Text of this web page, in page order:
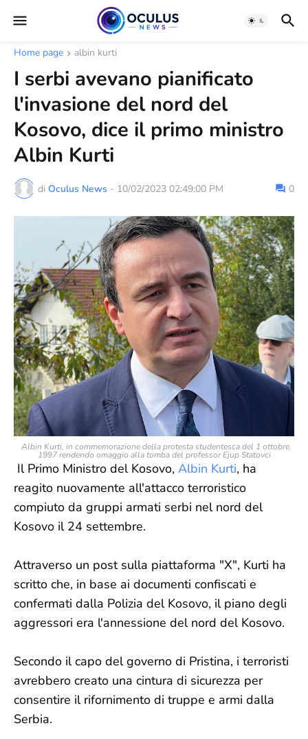
Home page albin kurti
I serbi avevano pianificato
l'invasione del nord del
Kosovo, dice il primo ministro
Albin Kurti
di Oculus News - 10/02/2023 02:49:00 PM 0
Albin Kurti, in commemorazione della protesta studentesca del 1 ottobre
1997 rendendo omaggio alla tomba del professor Ejup Statovci
Il Primo Ministro del Kosovo, Albin Kurti, ha
reagito nuovamente all'attacco terroristico
compiuto da gruppi armati serbi nel nord del
Kosovo il 24 settembre.
Attraverso un post sulla piattaforma "X", Kurti ha
scritto che, in base ai documenti confiscati e
confermati dalla Polizia del Kosovo, il piano degli
aggressori era l'annessione del nord del Kosovo.
Secondo il capo del governo di Pristina, i terroristi
avrebbero creato una cintura di sicurezza per
consentire il rifornimento di truppe e armi dalla
Serbia.